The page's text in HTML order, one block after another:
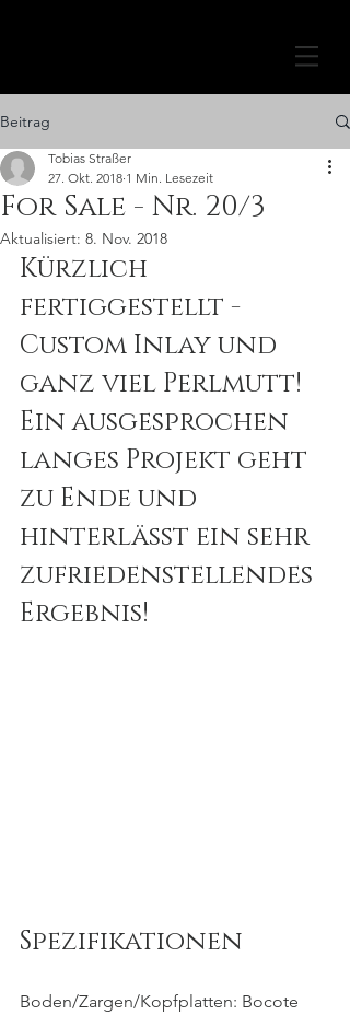
Beitrag
For Sale - Nr. 20/3
Tobias Straßer
27. Okt. 2018 1 Min. Lesezeit
Aktualisiert: 8. Nov. 2018
Kürzlich
fertiggestellt -
Custom Inlay und
ganz viel Perlmutt!
Ein ausgesprochen
langes Projekt geht
zu Ende und
hinterlässt ein sehr
zufriedenstellendes
Ergebnis!
Spezifikationen
Boden/Zargen/Kopfplatten: Bocote